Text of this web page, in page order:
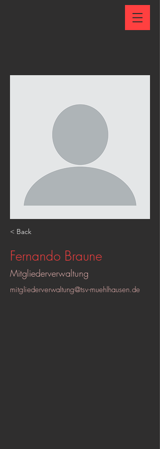
< Back
Fernando Braune
Mitgliederverwaltung
mitgliederverwaltung@tsv-muehlhausen.de